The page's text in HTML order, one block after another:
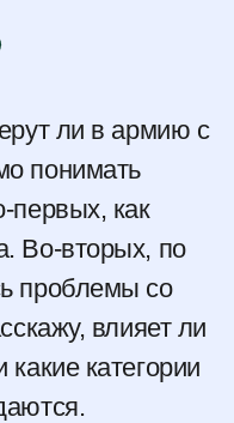
ли в армию с
понимать
первых, как
Во-вторых, по
проблемы со
влияет ли
категории